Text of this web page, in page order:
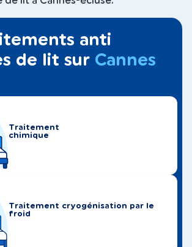
anti
de lit sur Cannes
Traitement
chimique
Traitement cryogénisation par le
froid